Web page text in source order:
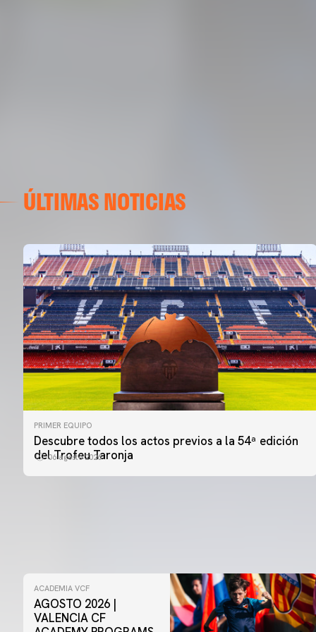
ÚLTIMAS NOTICIAS
PRIMER EQUIPO
Descubre todos los actos previos a la 54ª edición
del Trofeu Taronja
06 agosto 2026
ACADEMIA VCF
AGOSTO 2026 |
VALENCIA CF